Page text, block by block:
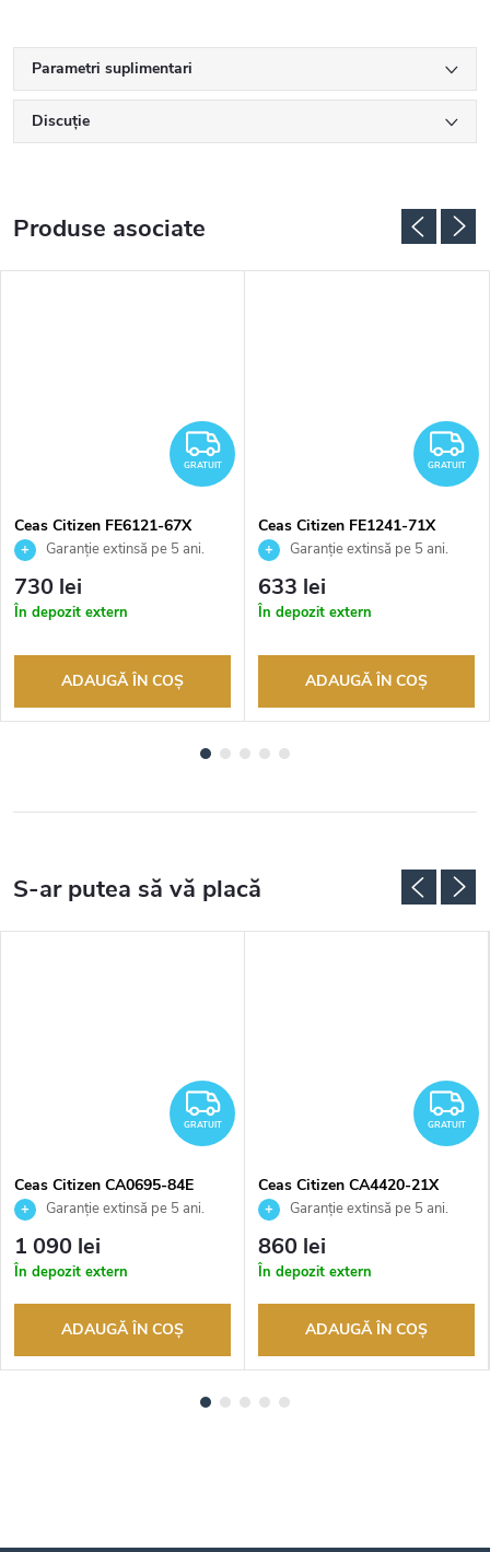
Parametri suplimentari
Discuţie
Produse asociate
GRATUIT
GRATUIT
Ceas Citizen FE6121-67X
Garanție extinsă pe 5 ani.
Până la 100 de zile pentru
returnarea bunurilor. Vânzător
autorizat
730 lei
În depozit extern
ADAUGĂ ÎN COŞ
GRATUIT
Ceas Citizen FE1241-71X
Garanție extinsă pe 5 ani.
Până la 100 de zile pentru
returnarea bunurilor. Vânzător
autorizat
633 lei
În depozit extern
ADAUGĂ ÎN COŞ
GRATUIT
GRATUIT
Ceas Citizen CA0695-84E
Garanție extinsă pe 5 ani.
Până la 100 de zile pentru
returnarea bunurilor. Vânzător
autorizat
1 090 lei
În depozit extern
ADAUGĂ ÎN COŞ
GRATUIT
Ceas Citizen CA4420-21X
Garanție extinsă pe 5 ani.
Până la 100 de zile pentru
returnarea bunurilor. Vânzător
autorizat
860 lei
În depozit extern
ADAUGĂ ÎN COŞ